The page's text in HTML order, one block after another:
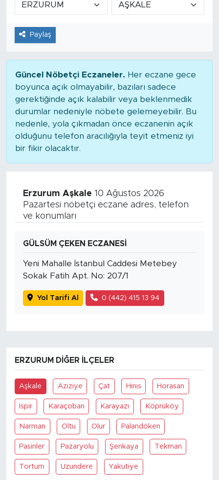
Paylaş
Güncel Nöbetçi Eczaneler. Her eczane gece
boyunca açık olmayabilir, bazıları sadece
gerektiğinde açık kalabilir veya beklenmedik
durumlar nedeniyle nöbete gelemeyebilir. Bu
nedenle, yola çıkmadan önce eczanenin açık
olduğunu telefon aracılığıyla teyit etmeniz iyi
bir fikir olacaktır.
Erzurum Aşkale 10 Ağustos 2026
Pazartesi nöbetçi eczane adres, telefon
ve konumları
GÜLSÜM ÇEKEN ECZANESİ
Yeni Mahalle İstanbul Caddesi Metebey
Sokak Fatih Apt. No: 207/1
Yol Tarifi Al 0 (442) 415 13 94
ERZURUM DIĞER İLÇELER
Aşkale Aziziye Çat Hınıs Horasan
İspir Karaçoban Karayazı Köprüköy
Narman Oltu Olur Palandöken
Pasinler Pazaryolu Şenkaya Tekman
Tortum Uzundere Yakutiye
Tarihçe
Resmi İlanlar
Foto Şaka
Politika